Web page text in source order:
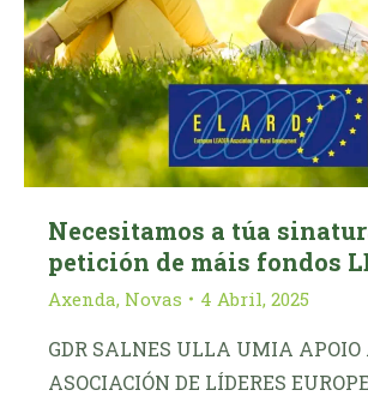
Necesitamos a túa
petición de máis fondos
Axenda, Novas 4 Abril, 2025
GDR SALNES ULLA UMIA APOIO
ASOCIACIÓN DE LÍDERES